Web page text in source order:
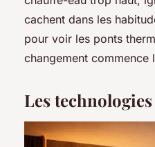
cachent dans les
pour voir les ponts
changement commence
Les